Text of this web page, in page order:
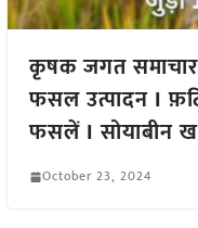
कृषक जगत
फसल उत्पादन I
फसलें I सोयाबीन
October 23, 2024